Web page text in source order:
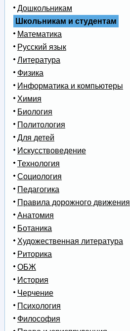
Дошкольникам
Школьникам и студентам
Математика
Русский язык
Литература
Физика
Информатика и компьютеры
Химия
Биология
Политология
Для детей
Искусствоведение
Технология
Социология
Педагогика
Правила дорожного движения
Анатомия
Ботаника
Художественная литература
Риторика
ОБЖ
История
Черчение
Психология
Философия